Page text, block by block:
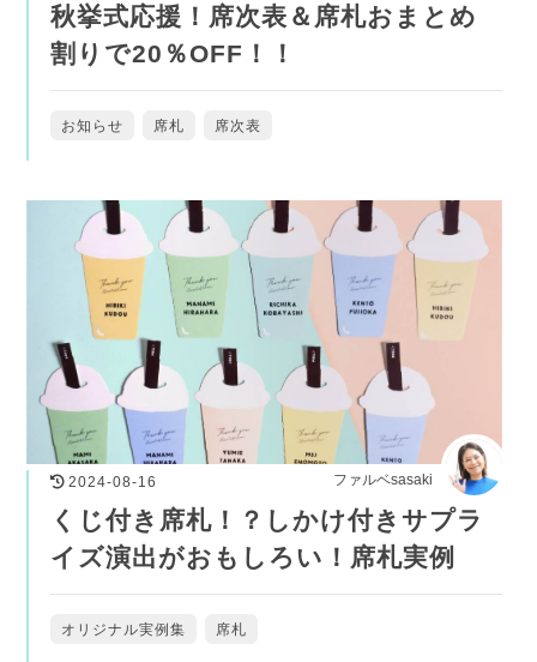
秋挙式応援！席次表＆席札おまとめ
割りで20％OFF！！
お知らせ 席札 席次表
ファルベsasaki
2024-08-16
くじ付き席札！？しかけ付きサプラ
イズ演出がおもしろい！席札実例
オリジナル実例集 席札